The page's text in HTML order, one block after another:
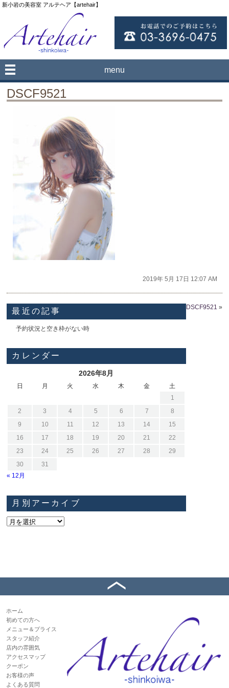
新小岩の美容室 アルテヘア【artehair】
menu
DSCF9521
2019年 5月 17日 12:07 AM
DSCF9521 »
最近の記事
予約状況と空き枠がない時
カレンダー
2026年8月
日 月 火 水 木 金
土
1
2
3 4 5 6 7
8
9
10 11 12 13 14
15
16
17 18 19 20 21
22
23
24 25 26 27 28
29
30
31
« 12月
月別アーカイブ
ホーム
初めての方へ
メニュー＆プライス
スタッフ紹介
店内の雰囲気
アクセスマップ
クーポン
お客様の声
よくある質問